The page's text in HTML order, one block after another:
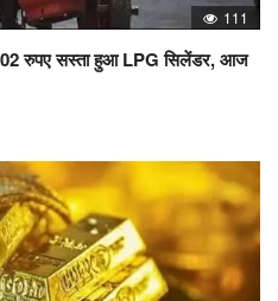
111
202 रुपए सस्ता हुआ LPG सिलेंडर, आज